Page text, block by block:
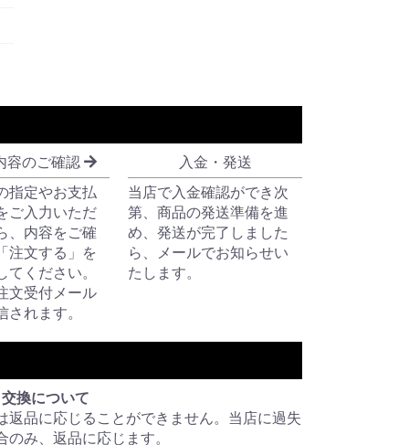
容のご確認
指定やお支払
ご入力いただ
、内容をご確
注文する」を
てください。
文受付メール
されます。
入金・発送
当店で入金確認ができ次
第、商品の発送準備を進
め、発送が完了しました
ら、メールでお知らせい
たします。
換について
返品に応じることができません。当店に過失
のみ、返品に応じます。